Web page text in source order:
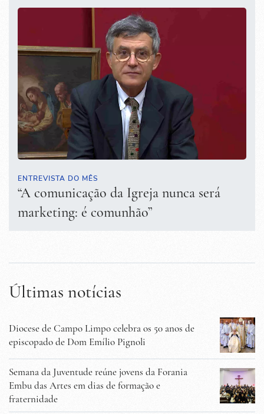
ENTREVISTA DO MÊS
“A comunicação da Igreja nunca será
marketing: é comunhão”
Últimas notícias
Diocese de Campo Limpo celebra os 50 anos de
episcopado de Dom Emílio Pignoli
Semana da Juventude reúne jovens da Forania
Embu das Artes em dias de formação e
fraternidade